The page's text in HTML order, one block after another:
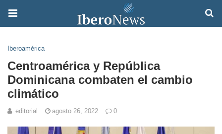
Iberoamérica
Centroamérica y República
Dominicana combaten el cambio
climático
editorial agosto 26, 2022 0